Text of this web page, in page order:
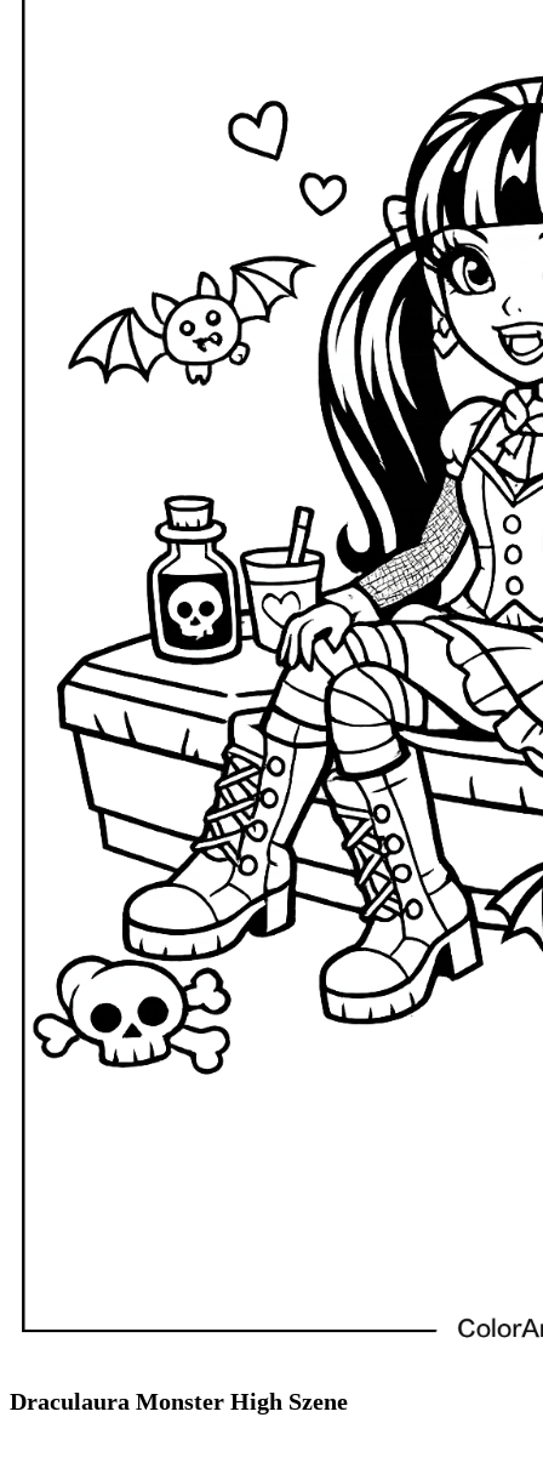
Draculaura Monster High Szene